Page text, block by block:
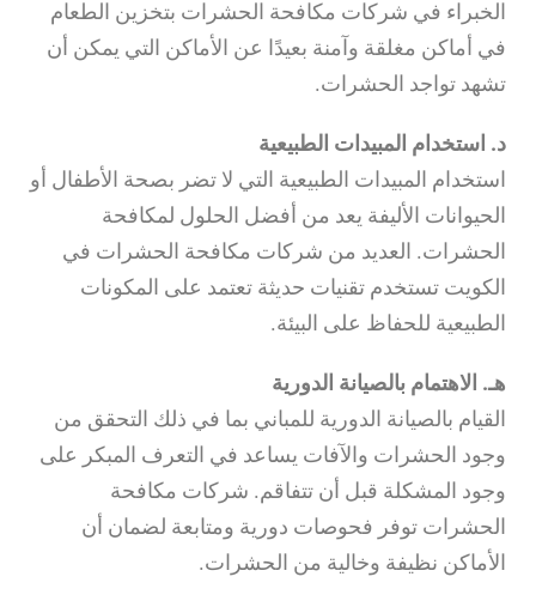
الخبراء في شركات مكافحة الحشرات بتخزين الطعام
في أماكن مغلقة وآمنة بعيدًا عن الأماكن التي يمكن أن
تشهد تواجد الحشرات.
د. استخدام المبيدات الطبيعية
استخدام المبيدات الطبيعية التي لا تضر بصحة الأطفال أو
الحيوانات الأليفة يعد من أفضل الحلول لمكافحة
الحشرات. العديد من شركات مكافحة الحشرات في
الكويت تستخدم تقنيات حديثة تعتمد على المكونات
الطبيعية للحفاظ على البيئة.
هـ. الاهتمام بالصيانة الدورية
القيام بالصيانة الدورية للمباني بما في ذلك التحقق من
وجود الحشرات والآفات يساعد في التعرف المبكر على
وجود المشكلة قبل أن تتفاقم. شركات مكافحة
الحشرات توفر فحوصات دورية ومتابعة لضمان أن
الأماكن نظيفة وخالية من الحشرات.